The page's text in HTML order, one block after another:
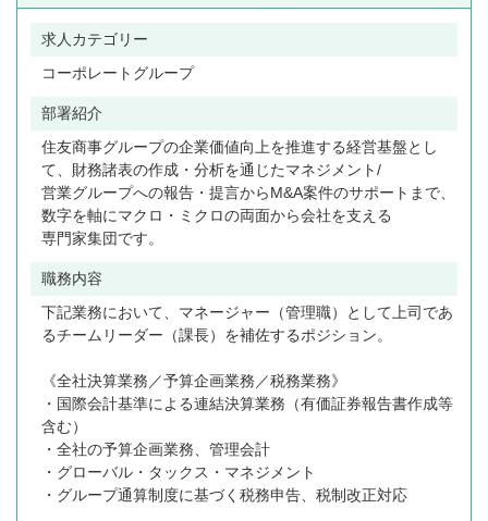
求人カテゴリー
コーポレートグループ
部署紹介
住友商事グループの企業価値向上を推進する経営基盤とし
て、財務諸表の作成・分析を通じたマネジメント/
営業グループへの報告・提言からM&A案件のサポートまで、
数字を軸にマクロ・ミクロの両面から会社を支える
専門家集団です。
職務内容
下記業務において、マネージャー（管理職）として上司であ
るチームリーダー（課長）を補佐するポジション。
《全社決算業務／予算企画業務／税務業務》
・国際会計基準による連結決算業務（有価証券報告書作成等
含む）
・全社の予算企画業務、管理会計
・グローバル・タックス・マネジメント
・グループ通算制度に基づく税務申告、税制改正対応